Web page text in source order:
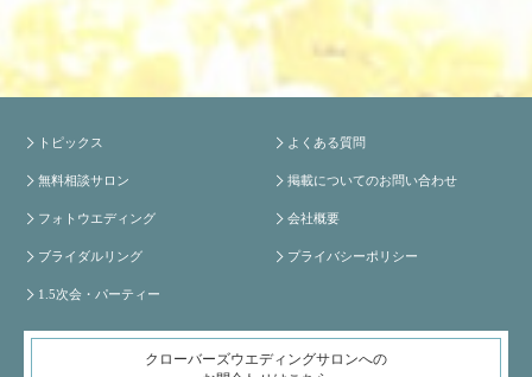
トピックス
無料相談サロン
フォトウエディング
ブライダルリング
1.5次会・パーティー
よくある質問
掲載についてのお問い合わせ
会社概要
プライバシーポリシー
クローバーズウエディングサロンへの